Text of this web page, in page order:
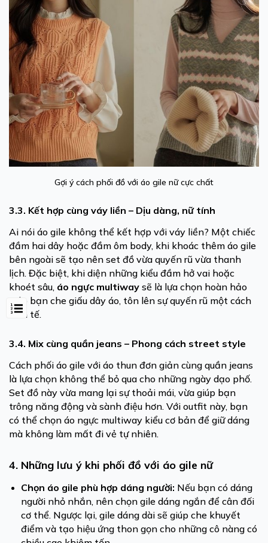
Gợi ý cách phối đồ với áo gile nữ cực chất
3.3. Kết hợp cùng váy liền – Dịu dàng, nữ tính
Ai nói áo gile không thể kết hợp với váy liền? Một chiếc
đầm hai dây hoặc đầm ôm body, khi khoác thêm áo gile
bên ngoài sẽ tạo nên set đồ vừa quyến rũ vừa thanh
lịch. Đặc biệt, khi diện những kiểu đầm hở vai hoặc
khoét sâu, áo ngực multiway sẽ là lựa chọn hoàn hảo
giúp bạn che giấu dây áo, tôn lên sự quyến rũ một cách
tinh tế.
3.4. Mix cùng quần jeans – Phong cách street style
Cách phối áo gile với áo thun đơn giản cùng quần jeans
là lựa chọn không thể bỏ qua cho những ngày dạo phố.
Set đồ này vừa mang lại sự thoải mái, vừa giúp bạn
trông năng động và sành điệu hơn. Với outfit này, bạn
có thể chọn áo ngực multiway kiểu cơ bản để giữ dáng
mà không làm mất đi vẻ tự nhiên.
4. Những lưu ý khi phối đồ với áo gile nữ
Chọn áo gile phù hợp dáng người: Nếu bạn có dáng
người nhỏ nhắn, nên chọn gile dáng ngắn để cân đối
cơ thể. Ngược lại, gile dáng dài sẽ giúp che khuyết
điểm và tạo hiệu ứng thon gọn cho những cô nàng có